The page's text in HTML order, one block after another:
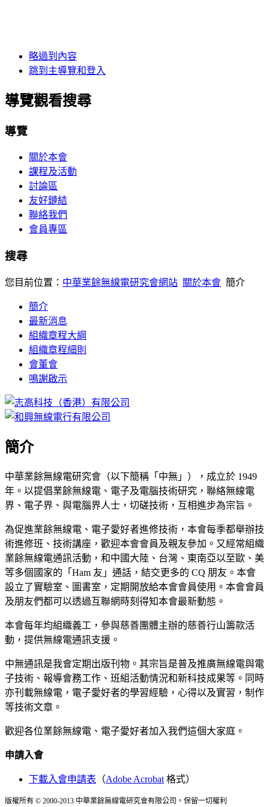
略過到內容
跳到主導覽和登入
導覽觀看搜尋
導覽
關於本會
課程及活動
討論區
友好鏈結
聯絡我們
會員專區
搜尋
您目前位置： 中華業餘無線電研究會網站 關於本會 簡介
簡介
最新消息
組織章程大綱
組織章程細則
會董會
鳴謝啟示
簡介
中華業餘無線電研究會（以下簡稱「中無」），成立於 1949
年。以提倡業餘無線電、電子及電腦技術研究，聯絡無線電
界、電子界、與電腦界人士，切磋技術，互相進步為宗旨。
為促進業餘無線電、電子愛好者進修技術，本會每季都舉辦技
術進修班、技術講座，歡迎本會會員及親友參加。又經常組織
業餘無線電通訊活動，和中國大陸、台灣、東南亞以至歐、美
等多個國家的「Ham 友」通話，結交更多的 CQ 朋友。本會
設立了實驗室、圖書室，定期開放給本會會員使用。本會會員
及朋友們都可以透過互聯網時刻得知本會最新動態。
本會每年均組織義工，參與慈善團體主辦的慈善行山籌款活
動，提供無線電通訊支援。
中無通訊是我會定期出版刊物。其宗旨是普及推廣無線電與電
子技術、報導會務工作、班組活動情況和新科技成果等。同時
亦刊載無線電，電子愛好者的學習經驗，心得以及實習，制作
等技術文章。
歡迎各位業餘無線電、電子愛好者加入我們這個大家庭。
申請入會
下載入會申請表 （Adobe Acrobat 格式）
版權所有 © 2000-2013 中華業餘無線電研究會有限公司，保留一切權利